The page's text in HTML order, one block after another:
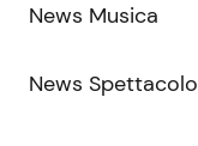
News Musica
News Spettacolo